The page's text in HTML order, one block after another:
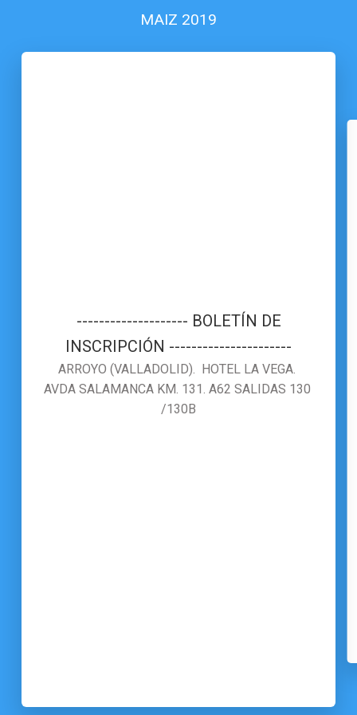
MAIZ 2019
-------------------- BOLETÍN DE
INSCRIPCIÓN ----------------------
ARROYO (VALLADOLID).  HOTEL LA VEGA.
AVDA SALAMANCA KM. 131. A62 SALIDAS 130
/130B